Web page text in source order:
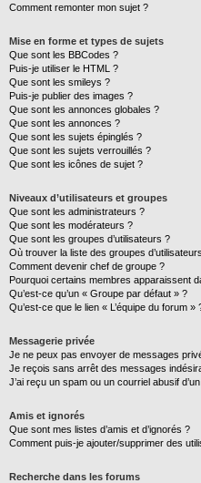
Comment remonter mon sujet ?
Mise en forme et types de sujets
Que sont les BBCodes ?
Puis-je utiliser le HTML ?
Que sont les smileys ?
Puis-je publier des images ?
Que sont les annonces globales ?
Que sont les annonces ?
Que sont les sujets épinglés ?
Que sont les sujets verrouillés ?
Que sont les icônes de sujet ?
Niveaux d’utilisateurs et groupes
Que sont les administrateurs ?
Que sont les modérateurs ?
Que sont les groupes d’utilisateurs ?
Où trouver la liste des groupes
Comment devenir chef de groupe ?
Pourquoi certains membres apparaissent
Qu’est-ce qu’un « Groupe par défaut » ?
Qu’est-ce que le lien « L’équipe du forum »
Messagerie privée
Je ne peux pas envoyer de messages
Je reçois sans arrêt des messages
J’ai reçu un spam ou un courriel abusif
Amis et ignorés
Que sont mes listes d’amis et d’ignorés ?
Comment puis-je ajouter/supprimer des
Recherche dans les forums